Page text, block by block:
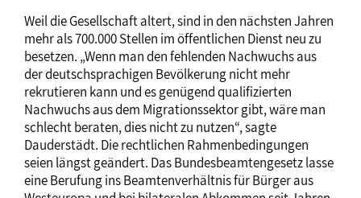
Weil die Gesellschaft altert, sind in den nächsten Jahren
mehr als 700.000 Stellen im öffentlichen Dienst neu zu
besetzen. „Wenn man den fehlenden Nachwuchs aus
der deutschsprachigen Bevölkerung nicht mehr
rekrutieren kann und es genügend qualifizierten
Nachwuchs aus dem Migrationssektor gibt, wäre man
schlecht beraten, dies nicht zu nutzen“, sagte
Dauderstädt. Die rechtlichen Rahmenbedingungen
seien längst geändert. Das Bundesbeamtengesetz lasse
eine Berufung ins Beamtenverhältnis für Bürger aus